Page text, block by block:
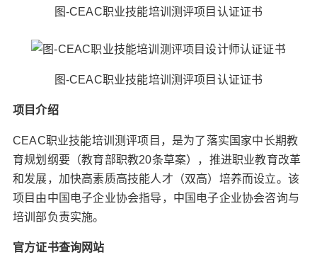
图-CEAC职业技能培训测评项目认证证书
图-CEAC职业技能培训测评项目认证证书
项目介绍
CEAC职业技能培训测评项目，是为了落实国家中长期教
育规划纲要（教育部职教20条草案），推进职业教育改革
和发展，加快高素质高技能人才（双高）培养而设立。该
项目由中国电子企业协会指导，中国电子企业协会咨询与
培训部负责实施。
官方证书查询网站